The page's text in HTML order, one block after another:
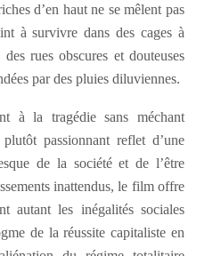
d’en haut ne se mêlent pas
à survivre dans des cages à
rues obscures et douteuses
par des pluies diluviennes.
à la tragédie sans méchant
passionnant reflet d’une
de la société et de l’être
inattendus, le film offre
autant les inégalités sociales
de la réussite capitaliste en